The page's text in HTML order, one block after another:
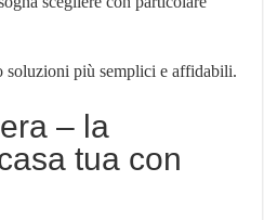
soluzioni più semplici e affidabili.
– la
tua con